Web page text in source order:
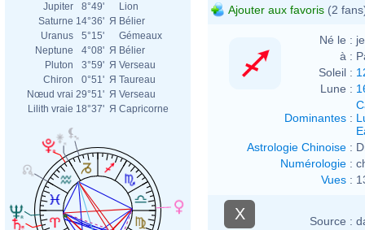
Jupiter
8°49'
Lion
Saturne 14°36' Я Bélier
Uranus
5°15'
Gémeaux
Neptune
4°08' Я Bélier
Pluton
3°59' Я Verseau
Chiron
0°51' Я Taureau
Nœud vrai 29°51' Я Verseau
Lilith vraie 18°37' Я Capricorne
Ajouter aux favoris (2
Né le :
à :
Soleil :
Lune :
Dominantes :
Astrologie Chinoise :
Numérologie :
Vues :
X Source :